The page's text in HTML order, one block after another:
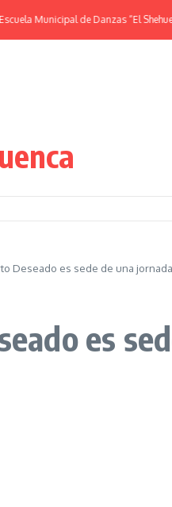
Municipal de Danzas “El Shehuen”
Deseado es sede de una
es